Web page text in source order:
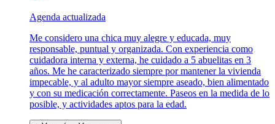
Agenda actualizada
Me considero una chica muy alegre y educada, muy
responsable, puntual y organizada. Con experiencia como
cuidadora interna y externa, he cuidado a 5 abuelitas en 3
años. Me he caracterizado siempre por mantener la vivienda
impecable, y al adulto mayor siempre aseado, bien alimentado
y con su medicación correctamente. Paseos en la medida de lo
posible, y actividades aptos para la edad.